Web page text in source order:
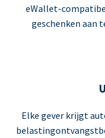
eWallet-
geschenken aan
Elke gever krijgt